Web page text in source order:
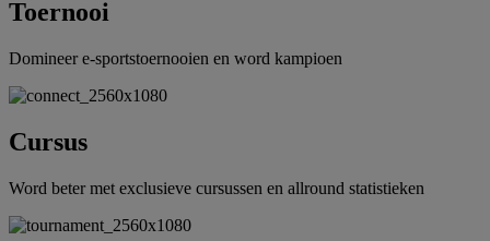
Toernooi
Domineer e-sportstoernooien en word kampioen
Cursus
Word beter met exclusieve cursussen en allround statistieken